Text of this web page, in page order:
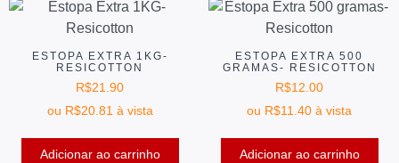
ESTOPA EXTRA 1KG-
RESICOTTON
R$21.90
ou R$20.81 à vista
Adicionar ao carrinho
ESTOPA EXTRA 500
GRAMAS- RESICOTTON
R$12.00
ou R$11.40 à vista
Adicionar ao carrinho